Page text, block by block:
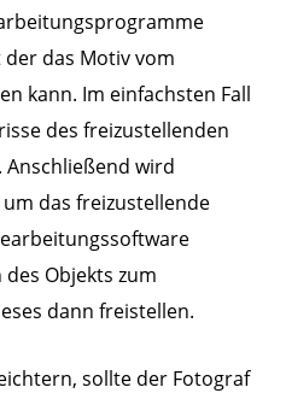
das Motiv vom
kann. Im einfachsten Fall
des freizustellenden
wird
das freizustellende
Objekts zum
dann freistellen.
sollte der Fotograf